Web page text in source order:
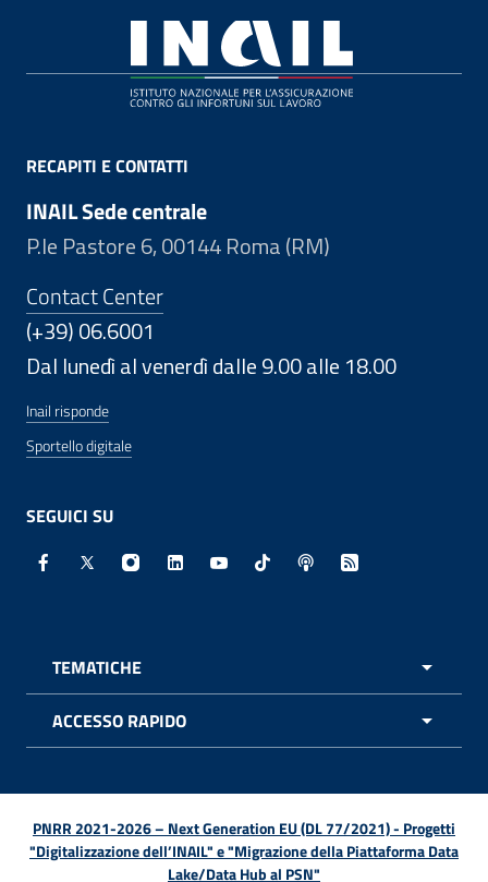
RECAPITI E CONTATTI
INAIL Sede centrale
P.le Pastore 6, 00144 Roma (RM)
Contact Center
(+39) 06.6001
Dal lunedì al venerdì dalle 9.00 alle 18.00
Inail risponde
Sportello digitale
SEGUICI SU
Facebook - Sito esterno - Apertura in nuova finestra
X - Sito esterno - Apertura in nuova finestra
Instagram - Sito esterno - Apertura in
Linkedin - Sito esterno - Apertura in
Youtube - Sito esterno -
TikTok - Sito esterno -
Spreaker - Sito
Feed RSS -
TEMATICHE
ACCESSO RAPIDO
PNRR 2021-2026 – Next Generation EU (DL 77/2021) - Progetti
"Digitalizzazione dell’INAIL" e "Migrazione della Piattaforma Data
Lake/Data Hub al PSN"